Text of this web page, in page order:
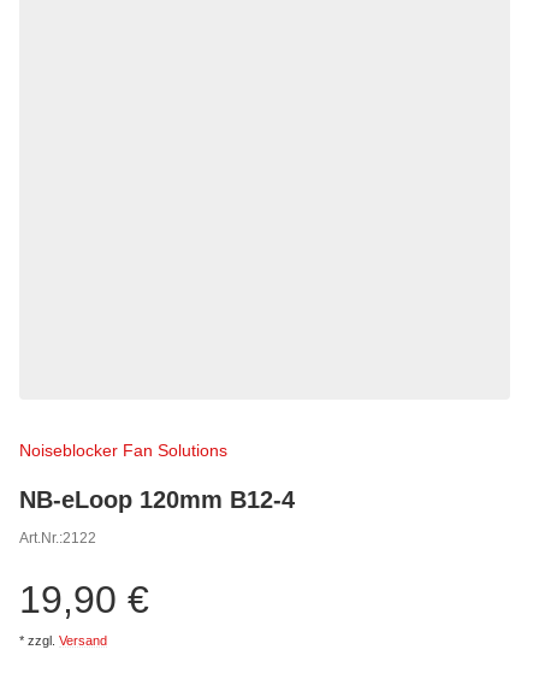
Noiseblocker Fan Solutions
NB-eLoop 120mm B12-4
Art.Nr.:2122
19,90 €
* zzgl. Versand